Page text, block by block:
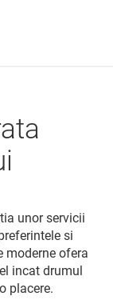
unor servicii
si
moderne ofera
incat drumul
placere.